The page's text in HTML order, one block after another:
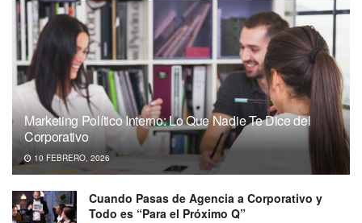
Marketing Político Interno: Lo Que Nadie Te Dice del
Corporativo
10 FEBRERO, 2026
Cuando Pasas de Agencia a Corporativo y
Todo es “Para el Próximo Q”